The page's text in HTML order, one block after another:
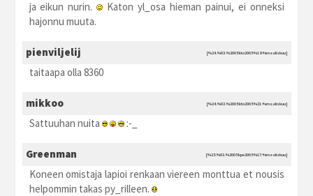
ja eikun nurin.
Katon yl_osa hieman painui, ei onneksi
hajonnu muuta.
pienviljelij [%24.%03.%2005 kto2005 %19:%maaliskuu]
taitaapa olla 8360
mikkoo [%24.%03.%2005 kto2005 %21:%maaliskuu]
Sattuuhan nuita :-_
Greenman [%25.%03.%2005 kpe2005 %17:%maaliskuu]
Koneen omistaja lapioi renkaan viereen monttua et nousis
helpommin takas py_rilleen.